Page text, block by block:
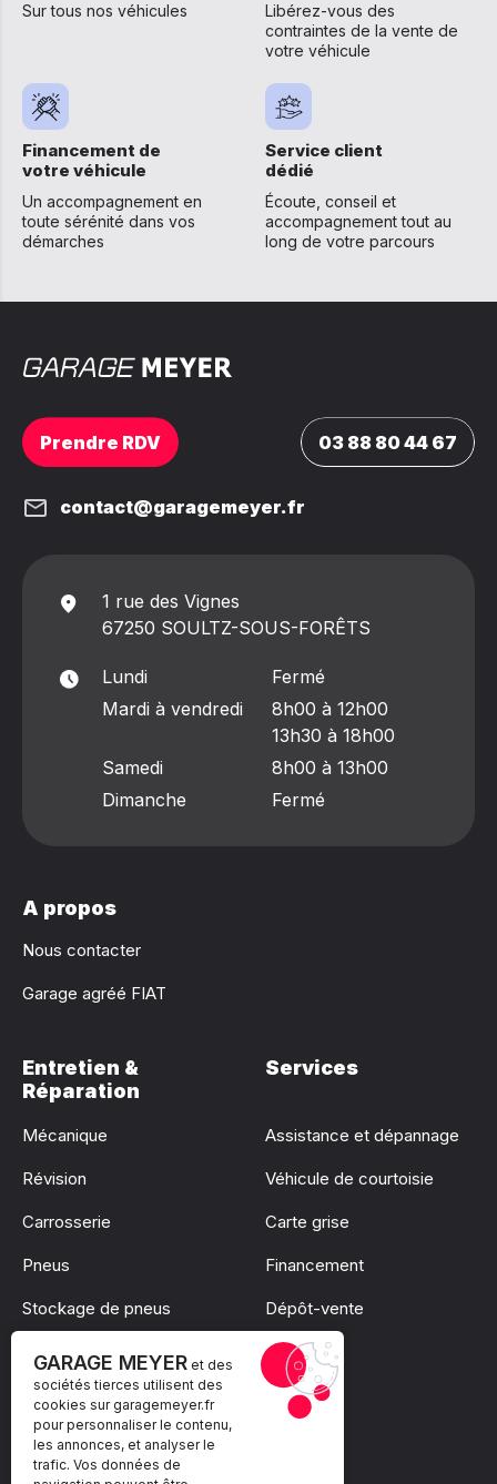
Sur tous nos véhicules
Libérez-vous des
contraintes de la vente de
votre véhicule
Financement de
votre véhicule
Un accompagnement en
toute sérénité dans vos
démarches
Service client
dédié
Écoute, conseil et
accompagnement tout au
long de votre parcours
Prendre RDV 03 88 80 44 67
contact@garagemeyer.fr
1 rue des Vignes
67250 SOULTZ-SOUS-FORÊTS
Lundi
Fermé
Mardi à vendredi
8h00 à 12h00
13h30 à 18h00
Samedi
8h00 à 13h00
Dimanche
Fermé
A propos
Nous contacter
Garage agréé FIAT
Entretien &
Réparation
Mécanique
Révision
Carrosserie
Pneus
Stockage de pneus
Pare-brise
Services
Assistance et dépannage
Véhicule de courtoisie
Carte grise
Financement
Dépôt-vente
GARAGE MEYER et des
sociétés tierces utilisent des
cookies sur garagemeyer.fr
pour personnaliser le contenu,
les annonces, et analyser le
trafic. Vos données de